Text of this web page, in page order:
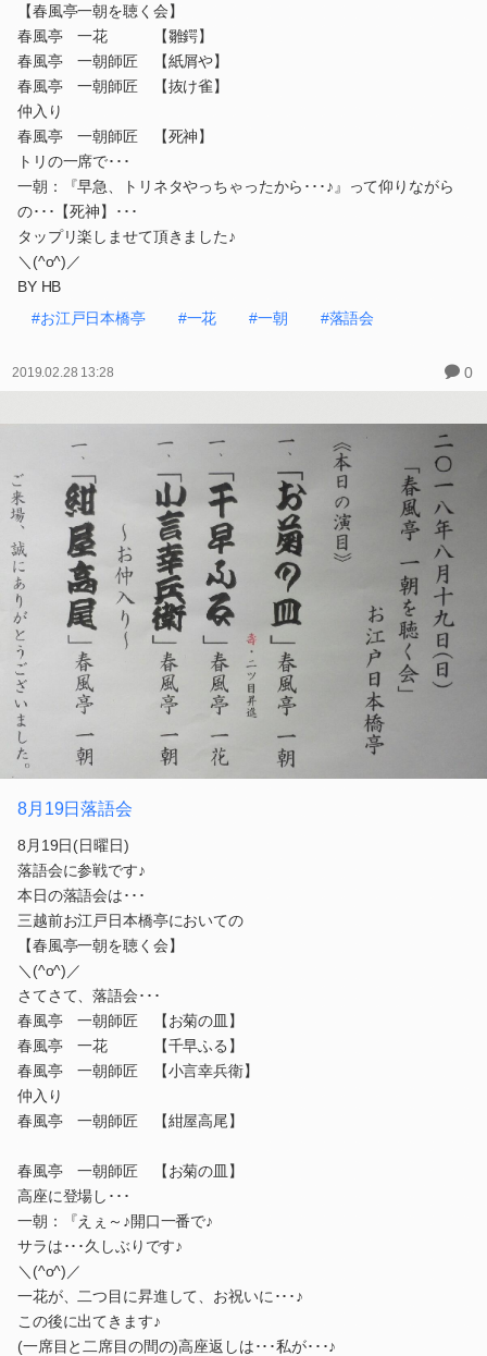
【春風亭一朝を聴く会】
春風亭 一花 【雛鍔】
春風亭 一朝師匠 【紙屑や】
春風亭 一朝師匠 【抜け雀】
仲入り
春風亭 一朝師匠 【死神】
トリの一席で･･･
一朝：『早急、トリネタやっちゃったから･･･♪』って仰りながら
の･･･【死神】･･･
タップリ楽しませて頂きました♪
＼(^o^)／
BY HB
#お江戸日本橋亭
#一花 #一朝 #落語会
2019.02.28 13:28 0
8月19日落語会
8月19日(日曜日)
落語会に参戦です♪
本日の落語会は･･･
三越前お江戸日本橋亭においての
【春風亭一朝を聴く会】
＼(^o^)／
さてさて、落語会･･･
春風亭 一朝師匠 【お菊の皿】
春風亭 一花 【千早ふる】
春風亭 一朝師匠 【小言幸兵衛】
仲入り
春風亭 一朝師匠 【紺屋高尾】
春風亭 一朝師匠 【お菊の皿】
高座に登場し･･･
一朝：『えぇ～♪開口一番で♪
サラは･･･久しぶりです♪
＼(^o^)／
一花が、二つ目に昇進して、お祝いに･･･♪
この後に出てきます♪
(一席目と二席目の間の)高座返しは･･･私が･･･♪